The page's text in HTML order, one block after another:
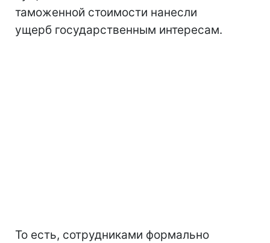
таможенной стоимости нанесли
ущерб государственным интересам.
То есть, сотрудниками формально